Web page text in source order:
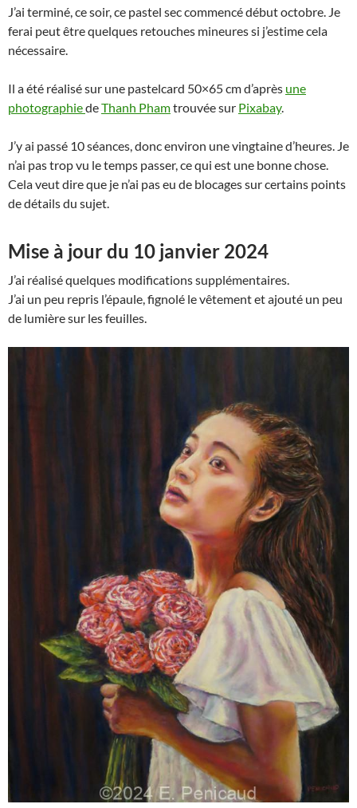
J’ai terminé, ce soir, ce pastel sec commencé début octobre. Je
ferai peut être quelques retouches mineures si j’estime cela
nécessaire.
Il a été réalisé sur une pastelcard 50×65 cm d’après une
photographiedeThanh Phamtrouvée sur Pixabay.
J’y ai passé 10 séances, donc environ une vingtaine d’heures. Je
n’ai pas trop vu le temps passer, ce qui est une bonne chose.
Cela veut dire que je n’ai pas eu de blocages sur certains points
de détails du sujet.
Mise à jour du 10 janvier 2024
J’ai réalisé quelques modifications supplémentaires.
J’ai un peu repris l’épaule, fignolé le vêtement et ajouté un peu
de lumière sur les feuilles.